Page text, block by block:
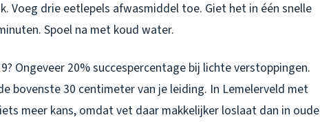
Voeg drie eetlepels afwasmiddel toe. Giet het in één snelle
Spoel na met koud water.
Ongeveer 20% succespercentage bij lichte verstoppingen.
bovenste 30 centimeter van je leiding. In Lemelerveld met
meer kans, omdat vet daar makkelijker loslaat dan in oude